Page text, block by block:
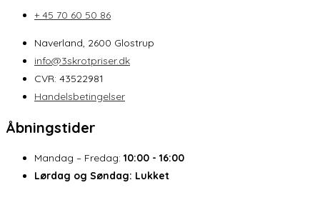
+ 45 70 60 50 86
Naverland, 2600 Glostrup
info@3skrotpriser.dk
CVR: 43522981
Handelsbetingelser
Åbningstider
Mandag – Fredag: 10:00 - 16:00
Lørdag og Søndag: Lukket